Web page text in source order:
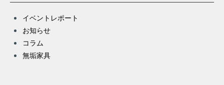
イベントレポート
お知らせ
コラム
無垢家具